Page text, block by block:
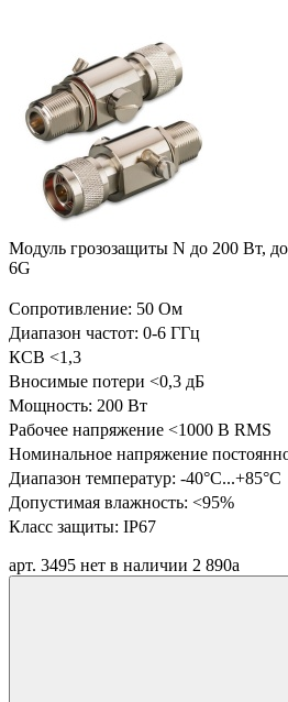
Модуль грозозащиты N до 200 Вт,
6G
Сопротивление: 50 Ом
Диапазон частот: 0-6 ГГц
КСВ <1,3
Вносимые потери <0,3 дБ
Мощность: 200 Вт
Рабочее напряжение <1000 В RMS
Номинальное напряжение
Диапазон температур: -40°C...+85°C
Допустимая влажность: <95%
Класс защиты: IP67
арт. 3495 нет в наличии 2 890a